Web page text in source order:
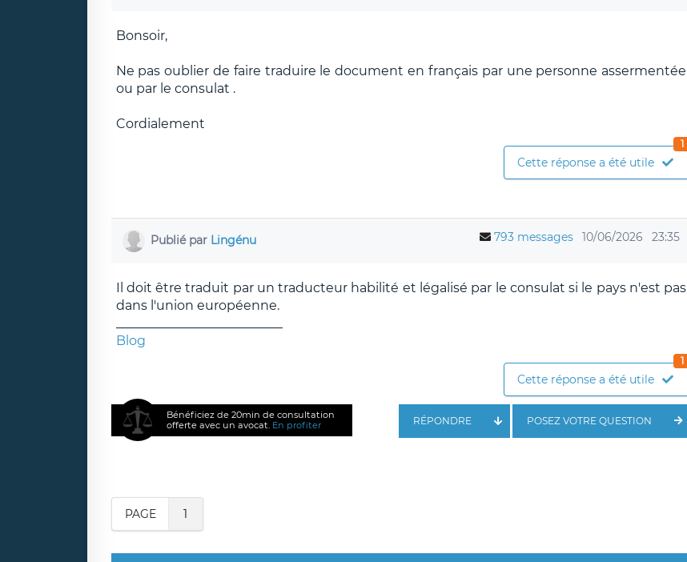
Bonsoir,
Ne pas oublier de faire traduire le document en français par une personne assermentée
ou par le consulat .
Cordialement
Cette réponse a été utile
1
Publié par Lingénu 793 messages 10/06/2026 23:35
Il doit être traduit par un traducteur habilité et légalisé par le consulat si le pays n'est pas
dans l'union européenne.
Blog
Cette réponse a été utile
1
Bénéficiez de 20min de consultation
offerte avec un avocat. En profiter POSEZ VOTRE QUESTION
RÉPONDRE
PAGE 1